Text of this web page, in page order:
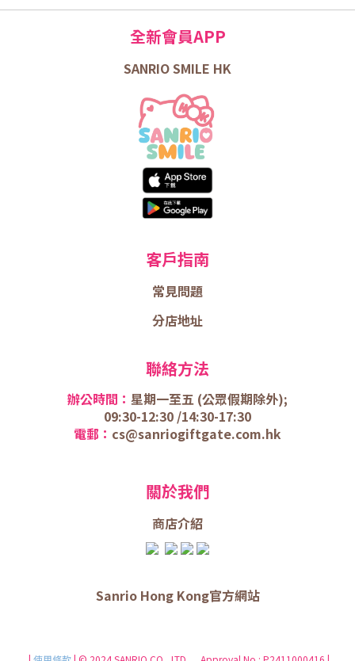
全新會員APP
SANRIO SMILE HK
客戶指南
常見問題
分店地址
聯絡方法
辦公時間： 星期一至五 (公眾假期除外);
09:30-12:30 /14:30-17:30
電郵： cs@sanriogiftgate.com.hk
關於我們
商店介紹
Sanrio Hong Kong官方網站